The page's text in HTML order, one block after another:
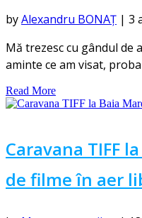
byAlexandru BONAȚ | 3
Mă trezesc cu gândul de
aminte ce am visat,
Read More
Caravana TIFF
de filme în aer